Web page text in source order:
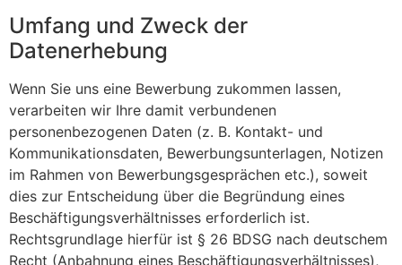
Umfang und Zweck der
Datenerhebung
Wenn Sie uns eine Bewerbung zukommen lassen,
verarbeiten wir Ihre damit verbundenen
personenbezogenen Daten (z. B. Kontakt- und
Kommunikationsdaten, Bewerbungsunterlagen, Notizen
im Rahmen von Bewerbungsgesprächen etc.), soweit
dies zur Entscheidung über die Begründung eines
Beschäftigungsverhältnisses erforderlich ist.
Rechtsgrundlage hierfür ist § 26 BDSG nach deutschem
Recht (Anbahnung eines Beschäftigungsverhältnisses),